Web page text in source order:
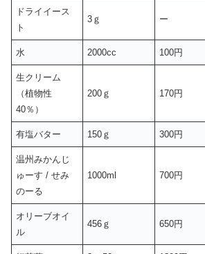
ドライイース
ト
3ｇ ー
水 2000cc 100円
生クリーム
（植物性
40％）
200ｇ 170円
有塩バター 150ｇ 300円
温州みかんじ
ゅーす / せみ
のーる
1000ml 700円
オリーブオイ
ル
456ｇ 650円